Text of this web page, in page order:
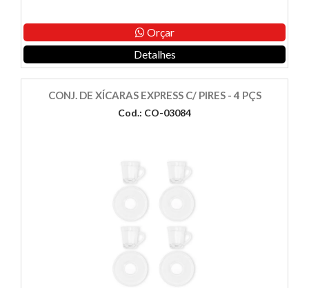
Orçar
Detalhes
CONJ. DE XÍCARAS EXPRESS C/ PIRES - 4 PÇS
Cod.: CO-03084